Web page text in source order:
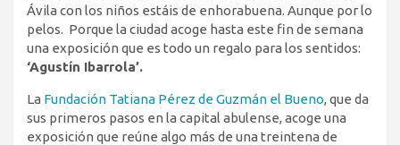
Ávila con los niños estáis de enhorabuena. Aunque por lo
pelos. Porque la ciudad acoge hasta este fin de semana
una exposición que es todo un regalo para los sentidos:
‘Agustín Ibarrola’.
La Fundación Tatiana Pérez de Guzmán el Bueno, que da
sus primeros pasos en la capital abulense, acoge una
exposición que reúne algo más de una treintena de